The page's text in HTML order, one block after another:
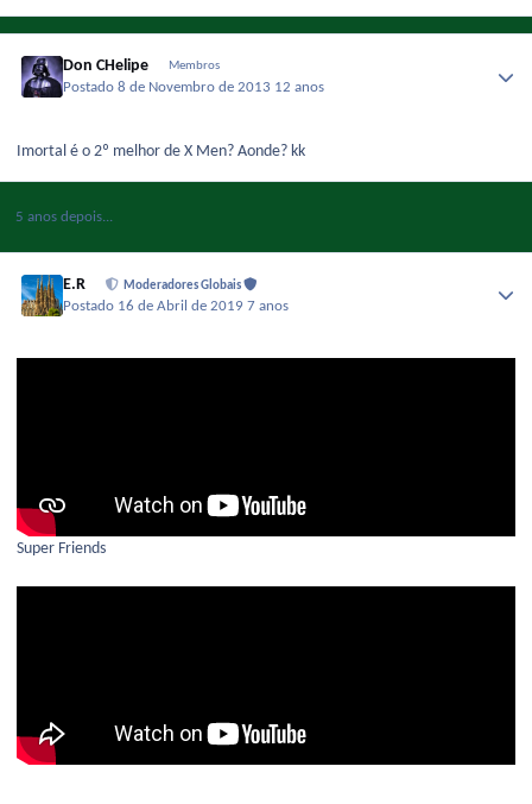
Don CHelipe Membros
Postado8 de Novembro de 2013 12 anos
Imortal é o 2º melhor de X Men? Aonde? kk
5 anos depois...
E.R Moderadores Globais
Postado 16 de Abril de 20197 anos
Super Friends